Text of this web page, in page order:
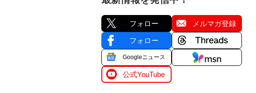
フォロー メルマガ登録
フォロー
Googleニュース
公式YouTube